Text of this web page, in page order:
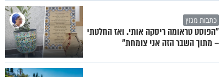
כתבות מגזין
"הפוסט טראומה ריסקה אותי. ואז החלטתי
– מתוך השבר הזה אני צומחת"